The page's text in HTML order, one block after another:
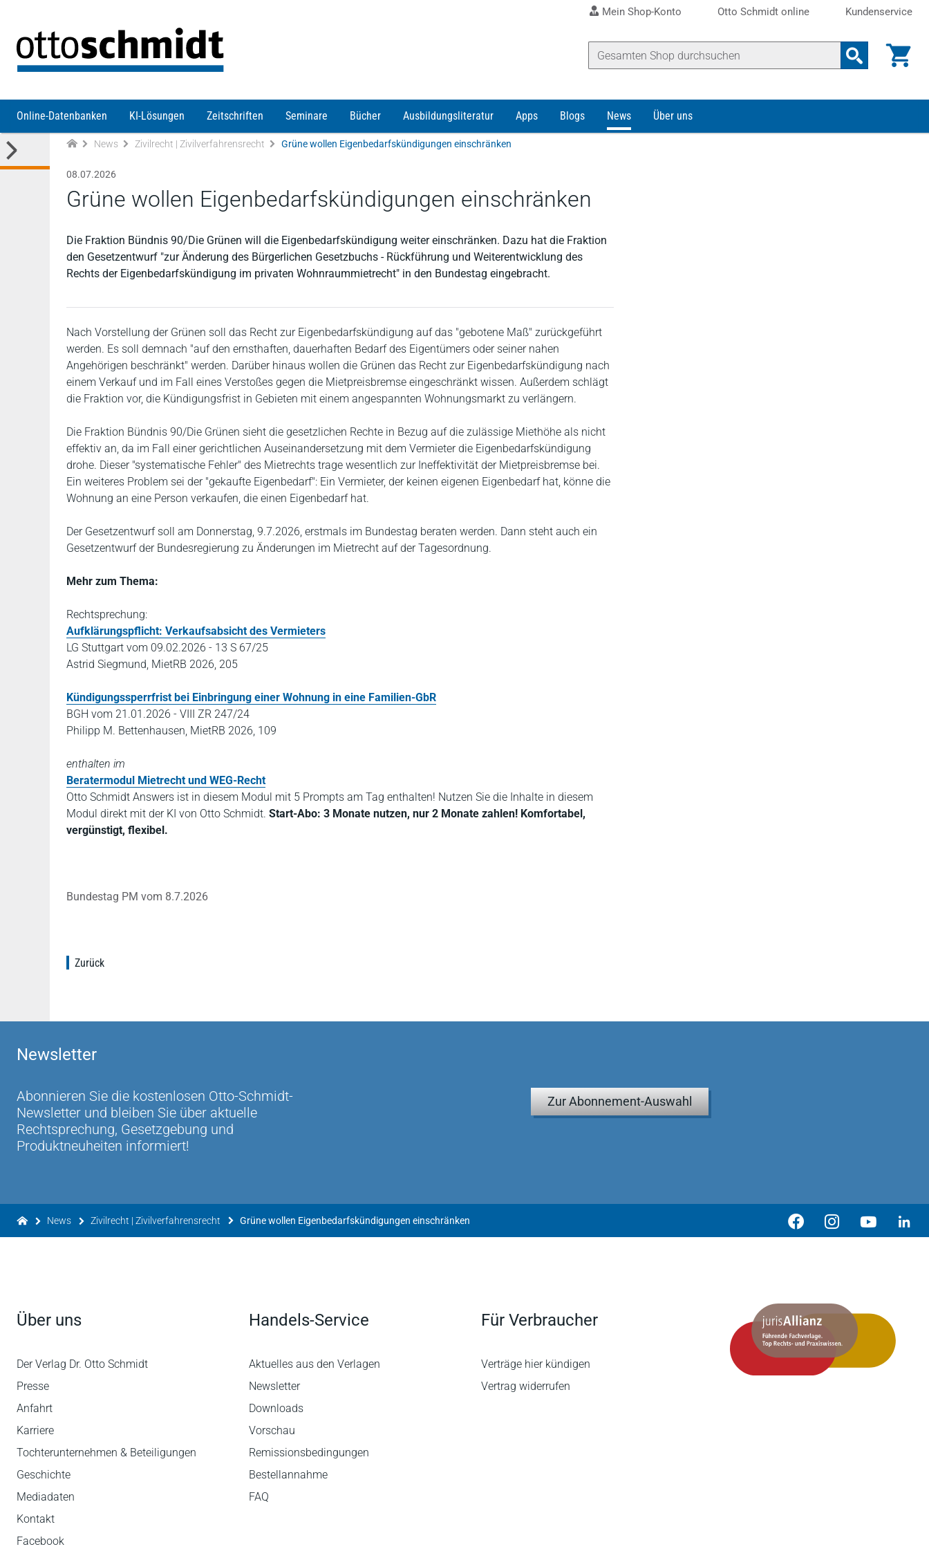
Mein Shop-Konto Otto Schmidt online Kundenservice
Online-Datenbanken KI-Lösungen Zeitschriften Seminare Bücher Ausbildungsliteratur Apps Blogs News Über uns
News Zivilrecht | Zivilverfahrensrecht Grüne wollen Eigenbedarfskündigungen einschränken
08.07.2026
Grüne wollen Eigenbedarfskündigungen einschränken
Die Fraktion Bündnis 90/Die Grünen will die Eigenbedarfskündigung weiter einschränken. Dazu hat die Fraktion
den Gesetzentwurf "zur Änderung des Bürgerlichen Gesetzbuchs - Rückführung und Weiterentwicklung des
Rechts der Eigenbedarfskündigung im privaten Wohnraummietrecht" in den Bundestag eingebracht.
Nach Vorstellung der Grünen soll das Recht zur Eigenbedarfskündigung auf das "gebotene Maß" zurückgeführt
werden. Es soll demnach "auf den ernsthaften, dauerhaften Bedarf des Eigentümers oder seiner nahen
Angehörigen beschränkt" werden. Darüber hinaus wollen die Grünen das Recht zur Eigenbedarfskündigung nach
einem Verkauf und im Fall eines Verstoßes gegen die Mietpreisbremse eingeschränkt wissen. Außerdem schlägt
die Fraktion vor, die Kündigungsfrist in Gebieten mit einem angespannten Wohnungsmarkt zu verlängern.
Die Fraktion Bündnis 90/Die Grünen sieht die gesetzlichen Rechte in Bezug auf die zulässige Miethöhe als nicht
effektiv an, da im Fall einer gerichtlichen Auseinandersetzung mit dem Vermieter die Eigenbedarfskündigung
drohe. Dieser "systematische Fehler" des Mietrechts trage wesentlich zur Ineffektivität der Mietpreisbremse bei.
Ein weiteres Problem sei der "gekaufte Eigenbedarf": Ein Vermieter, der keinen eigenen Eigenbedarf hat, könne die
Wohnung an eine Person verkaufen, die einen Eigenbedarf hat.
Der Gesetzentwurf soll am Donnerstag, 9.7.2026, erstmals im Bundestag beraten werden. Dann steht auch ein
Gesetzentwurf der Bundesregierung zu Änderungen im Mietrecht auf der Tagesordnung.
Mehr zum Thema:
Rechtsprechung:
Aufklärungspflicht: Verkaufsabsicht des Vermieters
LG Stuttgart vom 09.02.2026 - 13 S 67/25
Astrid Siegmund, MietRB 2026, 205
Kündigungssperrfrist bei Einbringung einer Wohnung in eine Familien-GbR
BGH vom 21.01.2026 - VIII ZR 247/24
Philipp M. Bettenhausen, MietRB 2026, 109
enthalten im
Beratermodul Mietrecht und WEG-Recht
Otto Schmidt Answers ist in diesem Modul mit 5 Prompts am Tag enthalten! Nutzen Sie die Inhalte in diesem
Modul direkt mit der KI von Otto Schmidt. Start-Abo: 3 Monate nutzen, nur 2 Monate zahlen! Komfortabel,
vergünstigt, flexibel.
Bundestag PM vom 8.7.2026
Zurück
Newsletter
Abonnieren Sie die kostenlosen Otto-Schmidt-
Newsletter und bleiben Sie über aktuelle
Rechtsprechung, Gesetzgebung und
Produktneuheiten informiert!
Zur Abonnement-Auswahl
News Zivilrecht | Zivilverfahrensrecht Grüne wollen Eigenbedarfskündigungen einschränken
Über uns
Der Verlag Dr. Otto Schmidt
Presse
Anfahrt
Karriere
Tochterunternehmen & Beteiligungen
Geschichte
Mediadaten
Kontakt
Facebook
Handels-Service
Aktuelles aus den Verlagen
Newsletter
Downloads
Vorschau
Remissionsbedingungen
Bestellannahme
FAQ
Für Verbraucher
Verträge hier kündigen
Vertrag widerrufen